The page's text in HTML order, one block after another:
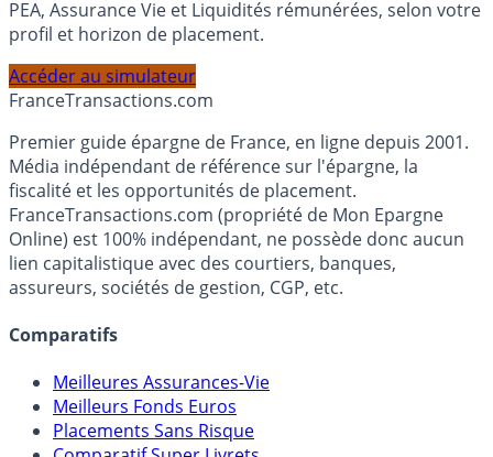
Calculez la répartition théorique de votre capital entre
PEA, Assurance Vie et Liquidités rémunérées, selon votre
profil et horizon de placement.
Accéder au simulateur
FranceTransactions.com
Premier guide épargne de France, en ligne depuis 2001.
Média indépendant de référence sur l'épargne, la
fiscalité et les opportunités de placement.
FranceTransactions.com (propriété de Mon Epargne
Online) est 100% indépendant, ne possède donc aucun
lien capitalistique avec des courtiers, banques,
Meilleures Assurances-Vie
Meilleurs Fonds Euros